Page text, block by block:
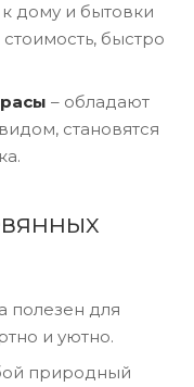
дому и бытовки
быстро
– обладают
становятся
полезен для
и уютно.
природный